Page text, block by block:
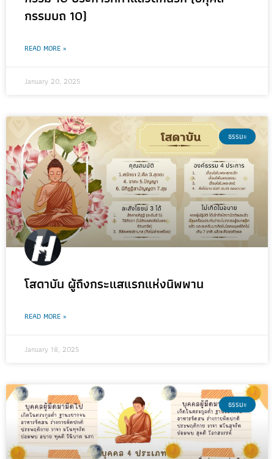
กรรมบถ 10)
READ MORE »
January 20, 2025
ธรรมะ
โสดาบัน ผู้ถึงกระแสแรกแห่งนิพพาน
READ MORE »
January 18, 2025
ธรรมะ